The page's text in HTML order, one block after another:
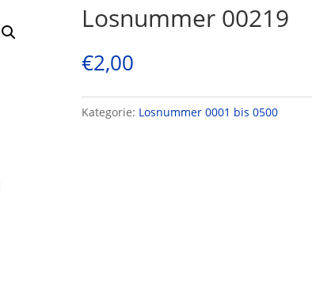
Losnummer 00219
€2,00
Kategorie: Losnummer 0001 bis 0500